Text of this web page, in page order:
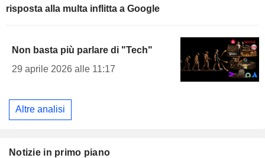
risposta alla multa inflitta a Google
Non basta più parlare di "Tech"
29 aprile 2026 alle 11:17
Altre analisi
Notizie in primo piano